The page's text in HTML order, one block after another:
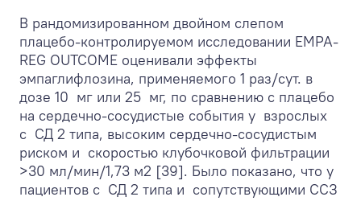
В рандомизированном двойном слепом
плацебо-контролируемом исследовании EMPA-
REG OUTCOME оценивали эффекты
эмпаглифлозина, применяемого 1 раз/сут. в
дозе 10 мг или 25 мг, по сравнению с плацебо
на сердечно-сосудистые события у взрослых
с СД 2 типа, высоким сердечно-сосудистым
риском и скоростью клубочковой фильтрации
>30 мл/мин/1,73 м2 [39]. Было показано, что у
пациентов с СД 2 типа и сопутствующими ССЗ